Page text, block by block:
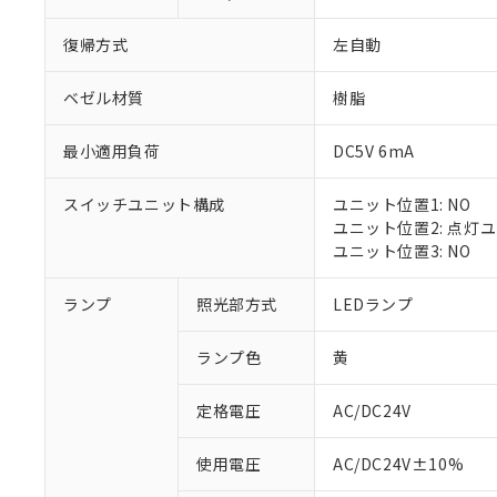
復帰方式 左自動
ベゼル材質 樹脂
最小適用負荷 DC5V 6mA
スイッチユニット構成
ユニット位置1: NO
ユニット位置2: 点灯
ユニット位置3: NO
ランプ 照光部方式 LEDランプ
ランプ色 黄
定格電圧 AC/DC24V
使用電圧 AC/DC24V±10%
ご利用条件
※1 対応状況
調査・確認中：
非該当品：ライセ
仕入先様の事情に
があります。
※1 中国